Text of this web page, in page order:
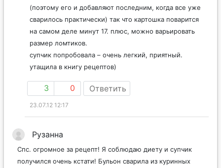
(поэтому его и добавляют последним, когда все уже
сварилось практически) так что картошка поварится
на самом деле минут 17. плюс, можно варьировать
размер ломтиков.
супчик попробовала – очень легкий, приятный.
утащила в книгу рецептов)
3 0 Ответить
23.07.12 12:17
Рузанна
Спс. огромное за рецепт! Я соблюдаю диету и супчик
получился очень кстати! Бульон сварила из куринных